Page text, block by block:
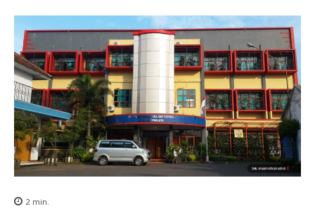
2 min.